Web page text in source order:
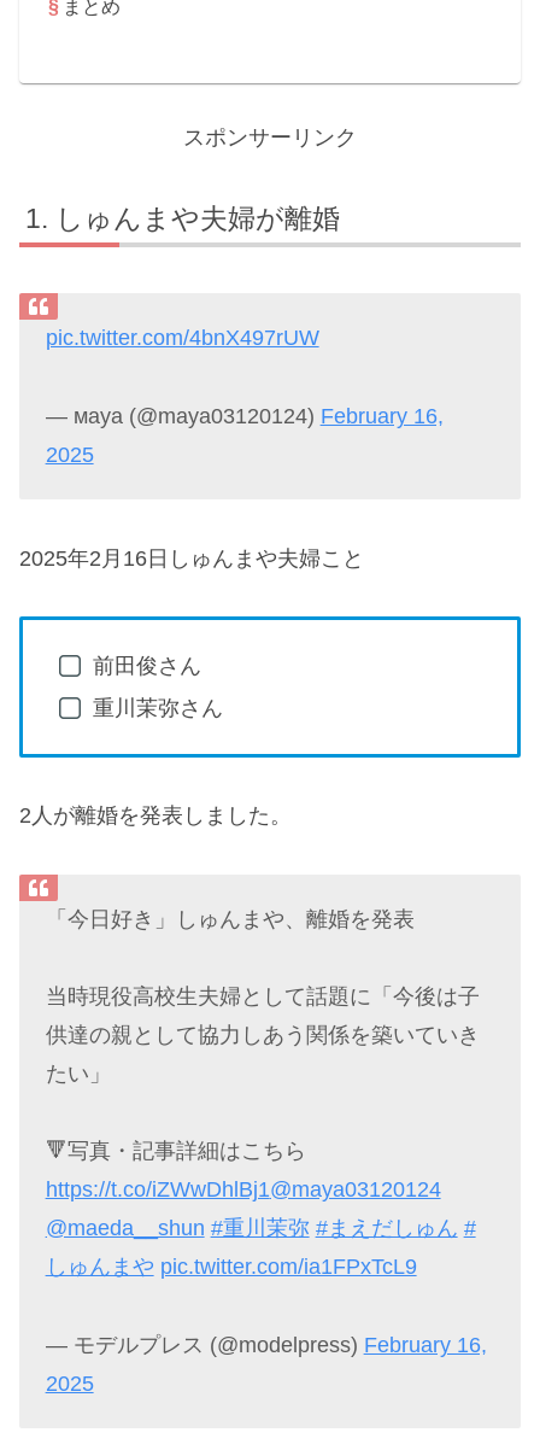
まとめ
スポンサーリンク
しゅんまや夫婦が離婚
pic.twitter.com/4bnX497rUW
— мaya (@maya03120124) February 16,
2025
2025年2月16日しゅんまや夫婦こと
前田俊さん
重川茉弥さん
2人が離婚を発表しました。
「今日好き」しゅんまや、離婚を発表
当時現役高校生夫婦として話題に「今後は子
供達の親として協力しあう関係を築いていき
たい」
🔻写真・記事詳細はこちら
https://t.co/iZWwDhlBj1@maya03120124
@maeda__shun #重川茉弥 #まえだしゅん #
しゅんまや pic.twitter.com/ia1FPxTcL9
— モデルプレス (@modelpress) February 16,
2025